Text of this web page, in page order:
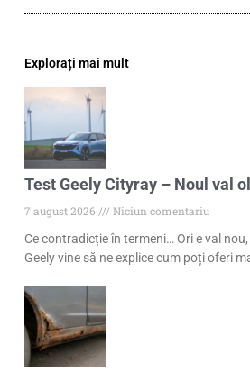
Explorați mai mult
Test Geely Cityray – Noul val
7 august 2026
Niciun comentariu
Ce contradicție în termeni… Ori e val
Geely vine să ne explice cum poți oferi